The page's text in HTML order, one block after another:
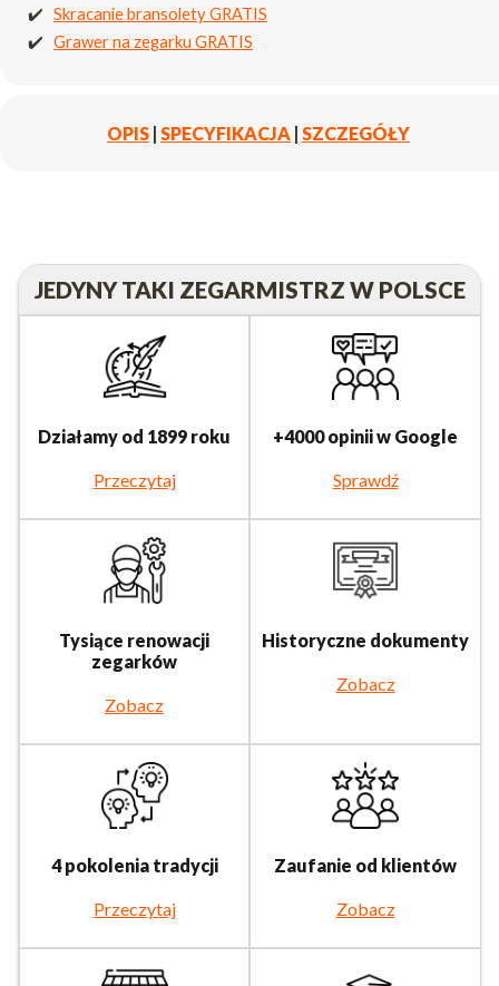
✔️ Skracanie bransolety GRATIS
✔️ Grawer na zegarku GRATIS
OPIS SPECYFIKACJA SZCZEGÓŁY
JEDYNY TAKI ZEGARMISTRZ W POLSCE
Działamy od 1899 roku
Przeczytaj
+4000 opinii w Google
Sprawdź
Tysiące renowacji
zegarków
Zobacz
Historyczne dokumenty
Zobacz
4 pokolenia tradycji
Przeczytaj
Zaufanie od klientów
Zobacz